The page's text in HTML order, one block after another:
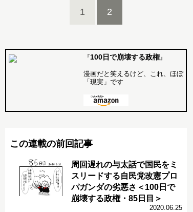
1 2
『100日で崩壊する政権』
漫画だと笑えるけど、これ、ほぼ
「現実」です
この連載の前回記事
周回遅れの与太話で国民をミ
スリードする自民党改憲プロ
パガンダの劣悪さ＜100日で
崩壊する政権・85日目＞
2020.06.25